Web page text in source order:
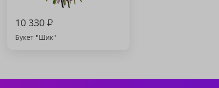
10 330₽
Букет "Шик"